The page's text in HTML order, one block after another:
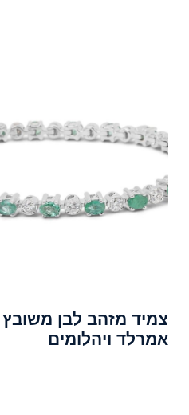
צמיד מזהב לבן משובץ
אמרלד ויהלומים